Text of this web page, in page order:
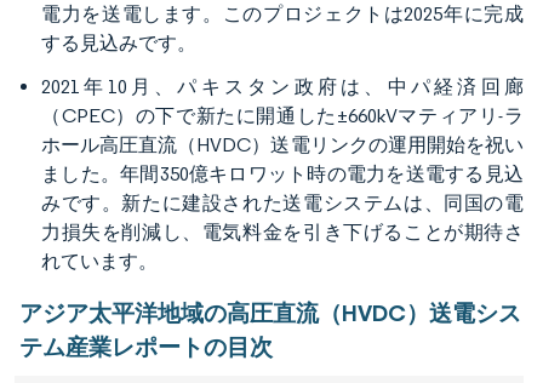
電力を送電します。このプロジェクトは2025年に完成
する見込みです。
2021年10月、パキスタン政府は、中パ経済回廊
（CPEC）の下で新たに開通した±660kVマティアリ-ラ
ホール高圧直流（HVDC）送電リンクの運用開始を祝い
ました。年間350億キロワット時の電力を送電する見込
みです。新たに建設された送電システムは、同国の電
力損失を削減し、電気料金を引き下げることが期待さ
れています。
アジア太平洋地域の高圧直流（HVDC）送電シス
テム産業レポートの目次